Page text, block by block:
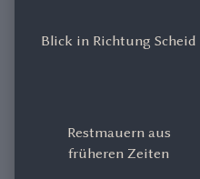
Blick in Richtung Scheid
Restmauern aus
früheren Zeiten